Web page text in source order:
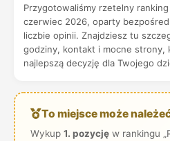
Przygotowaliśmy rzetelny
czerwiec 2026, oparty
liczbie opinii. Znajdziesz tu
godziny, kontakt i mocne strony,
najlepszą decyzję dla Twojego
To miejsce może
Wykup 1. pozycjęw rankingu